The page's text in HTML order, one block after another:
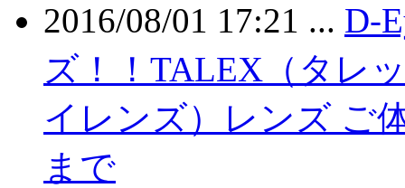
2016/08/01 17:21 ... D-
ズ！！TALEX（タレ
イレンズ）レンズ ご
まで